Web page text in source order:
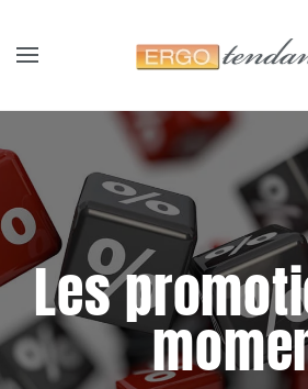
Skip to main content
Les